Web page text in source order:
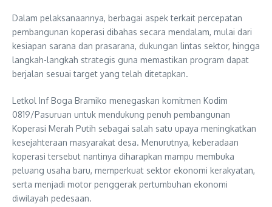
Dalam pelaksanaannya, berbagai aspek terkait percepatan
pembangunan koperasi dibahas secara mendalam, mulai dari
kesiapan sarana dan prasarana, dukungan lintas sektor, hingga
langkah-langkah strategis guna memastikan program dapat
berjalan sesuai target yang telah ditetapkan.
Letkol Inf Boga Bramiko menegaskan komitmen Kodim
0819/Pasuruan untuk mendukung penuh pembangunan
Koperasi Merah Putih sebagai salah satu upaya meningkatkan
kesejahteraan masyarakat desa. Menurutnya, keberadaan
koperasi tersebut nantinya diharapkan mampu membuka
peluang usaha baru, memperkuat sektor ekonomi kerakyatan,
serta menjadi motor penggerak pertumbuhan ekonomi
diwilayah pedesaan.